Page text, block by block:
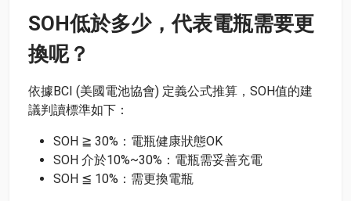
SOH低於多少，代表電瓶需要更
換呢？
依據BCI (美國電池協會) 定義公式推算，SOH值的建
議判讀標準如下：
SOH ≧ 30%：電瓶健康狀態OK
SOH 介於10%~30%：電瓶需妥善充電
SOH ≦ 10%：需更換電瓶